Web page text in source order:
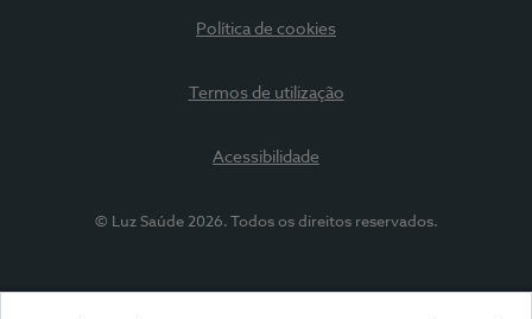
Política de cookies
Termos de utilização
Acessibilidade
© Luz Saúde 2026. Todos os direitos reservados.